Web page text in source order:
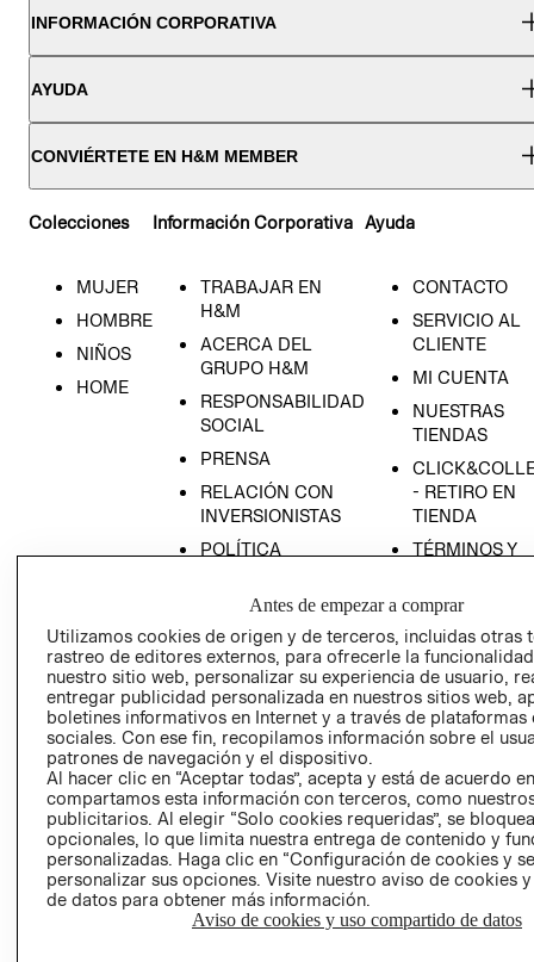
INFORMACIÓN CORPORATIVA
AYUDA
CONVIÉRTETE EN H&M MEMBER
Colecciones
MUJER
HOMBRE
NIÑOS
HOME
Información Corporativa
TRABAJAR EN
H&M
ACERCA DEL
GRUPO H&M
RESPONSABILIDAD
SOCIAL
PRENSA
RELACIÓN CON
INVERSIONISTAS
POLÍTICA
Ayuda
CONTACTO
SERVICIO AL
CLIENTE
MI CUENTA
NUESTRAS
TIENDAS
- RETIRO EN
TIENDA
TÉRMINOS Y
AVISO DE
PRIVACIDAD
GIFT CARD
AVISO DE
COOKIES
Chile ($)
Antes de empezar a comprar
Utilizamos cookies de origen y de terceros, incluidas otras
rastreo de editores externos, para ofrecerle la
nuestro sitio web, personalizar su experiencia de usuario,
entregar publicidad personalizada en nuestros sitios web,
boletines informativos en Internet y a través de plataformas
sociales. Con ese fin, recopilamos información sobre el
patrones de navegación y el dispositivo.
Al hacer clic en “Aceptar todas”, acepta y está de acuerdo
compartamos esta información con terceros, como
publicitarios. Al elegir “Solo cookies requeridas”, se
opcionales, lo que limita nuestra entrega de contenido y
personalizadas. Haga clic en “Configuración de cookies y
personalizar sus opciones. Visite nuestro aviso de cookies
de datos para obtener más información.
Aviso de cookies y uso compartido de datos